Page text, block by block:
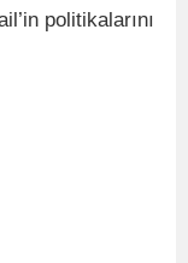
politikalarını